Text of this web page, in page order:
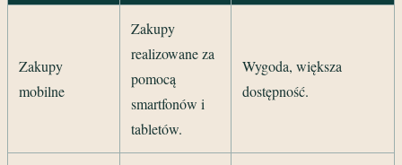
Zakupy
mobilne
Zakupy
realizowane za
pomocą
smartfonów i
tabletów.
Wygoda, większa
dostępność.